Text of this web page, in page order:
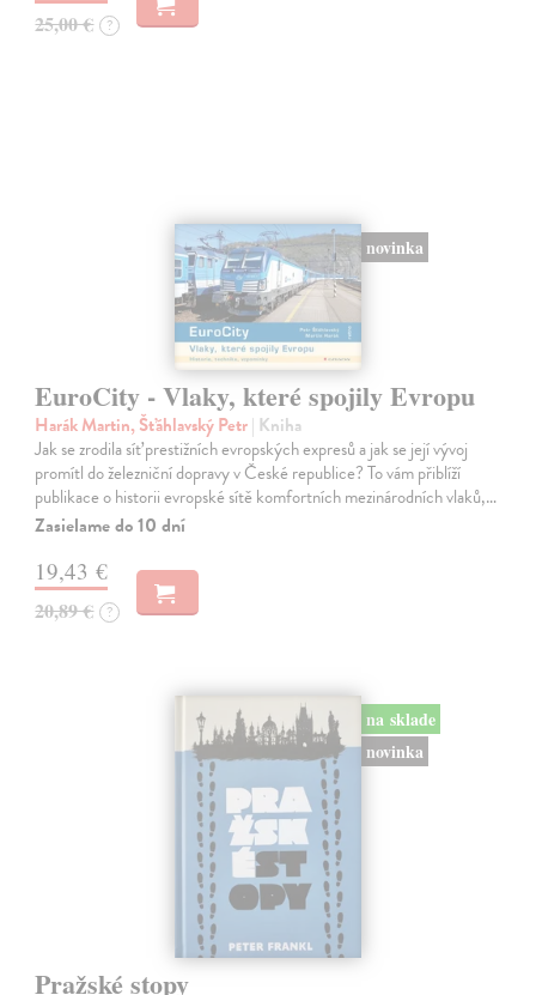
25,00 € ?
novinka
EuroCity - Vlaky, které spojily Evropu
Harák Martin, Šťáhlavský Petr| Kniha
Jak se zrodila síť prestižních evropských expresů a jak se její vývoj
promítl do železniční dopravy v České republice? To vám přiblíží
publikace o historii evropské sítě komfortních mezinárodních vlaků,…
Zasielame do 10 dní
19,43 €
20,89 € ?
na sklade
novinka
Pražské stopy